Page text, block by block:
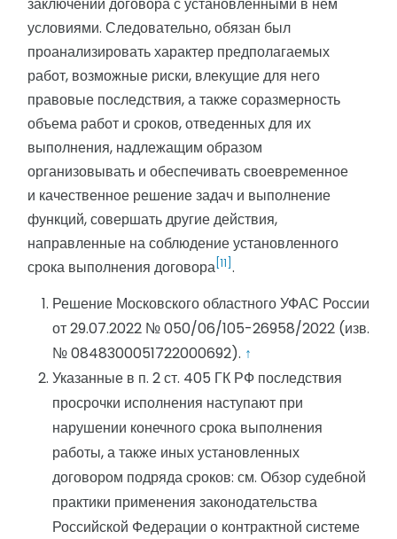
заключении договора с установленными в нем
условиями. Следовательно, обязан был
проанализировать характер предполагаемых
работ, возможные риски, влекущие для него
правовые последствия, а также соразмерность
объема работ и сроков, отведенных для их
выполнения, надлежащим образом
организовывать и обеспечивать своевременное
и качественное решение задач и выполнение
функций, совершать другие действия,
направленные на соблюдение установленного
срока выполнения договора [11] .
Решение Московского областного УФАС России
от 29.07.2022 № 050/06/105-26958/2022 (изв.
№ 0848300051722000692). ↑
Указанные в п. 2 ст. 405 ГК РФ последствия
просрочки исполнения наступают при
нарушении конечного срока выполнения
работы, а также иных установленных
договором подряда сроков: см. Обзор судебной
практики применения законодательства
Российской Федерации о контрактной системе